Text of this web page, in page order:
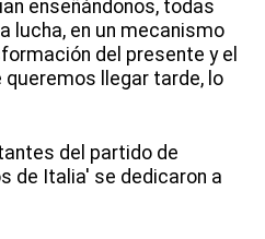
enseñándonos, todas
lucha, en un mecanismo
del presente y el
llegar tarde, lo
del partido de
de Italia' se dedicaron a